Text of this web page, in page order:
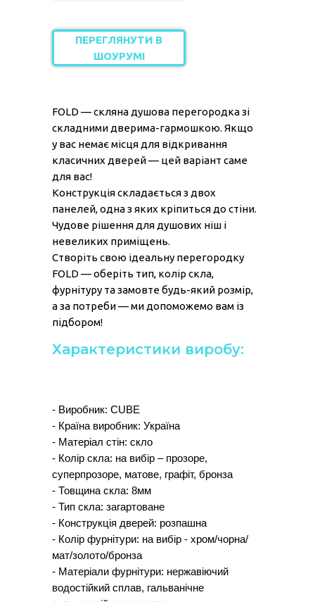
Характеристики виробу:
- Виробник: CUBE
- Країна виробник: Україна
- Матеріал стін: скло
- Колір скла: на вибір – прозоре,
суперпрозоре, матове, графіт, бронза
- Товщина скла: 8мм
- Тип скла: загартоване
- Конструкція дверей: розпашна
- Колір фурнітури: на вибір - хром/чорна/
мат/золото/бронза
- Матеріали фурнітури: нержавіючий
водостійкий сплав, гальванічне
FOLD — скляна душова перегородка зі
складними дверима-гармошкою. Якщо
у вас немає місця для відкривання
класичних дверей — цей варіант саме
для вас!
Конструкція складається з двох
панелей, одна з яких кріпиться до стіни.
Чудове рішення для душових ніш і
невеликих приміщень.
Створіть свою ідеальну перегородку
FOLD — оберіть тип, колір скла,
фурнітуру та замовте будь-який розмір,
а за потреби — ми допоможемо вам із
підбором!
ПЕРЕГЛЯНУТИ В
ШОУРУМІ